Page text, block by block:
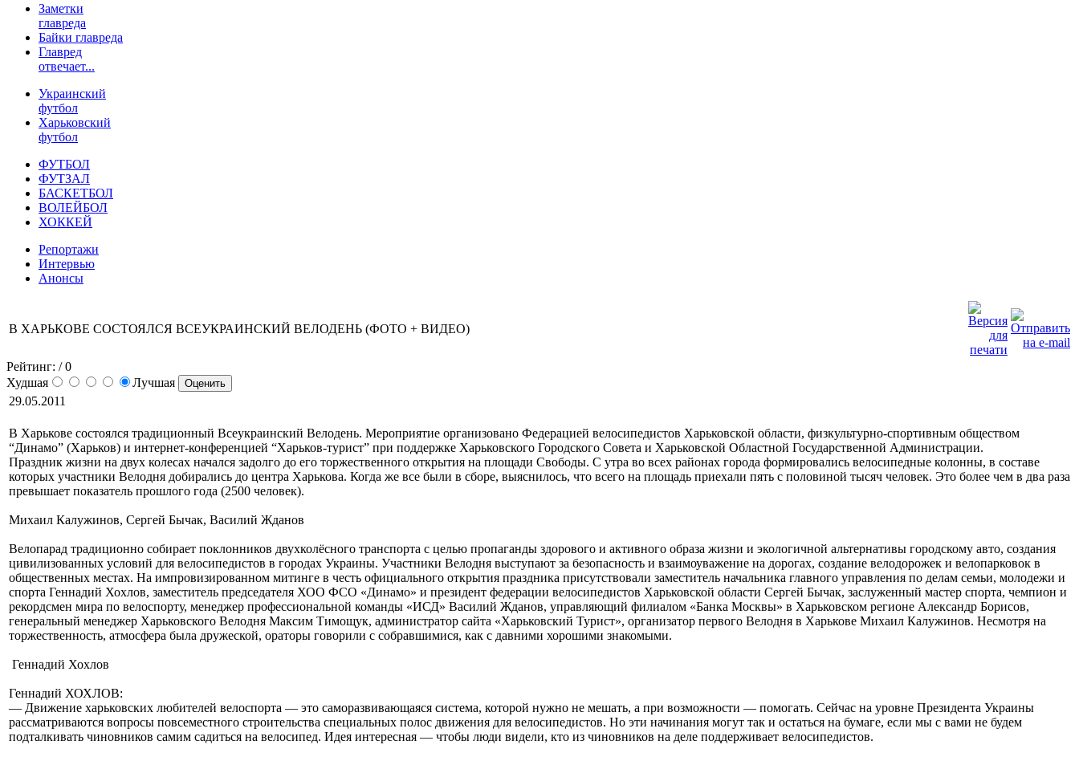
Заметки
главреда
Байки главреда
Главред
отвечает...
Украинский
футбол
Харьковский
футбол
ФУТБОЛ
ФУТЗАЛ
БАСКЕТБОЛ
ВОЛЕЙБОЛ
ХОККЕЙ
Репортажи
Интервью
Анонсы
В ХАРЬКОВЕ СОСТОЯЛСЯ ВСЕУКРАИНСКИЙ ВЕЛОДЕНЬ (ФОТО + ВИДЕО)
Рейтинг: / 0
Худшая
Лучшая
29.05.2011
В Харькове состоялся традиционный Всеукраинский Велодень. Мероприятие организовано Федерацией велосипедистов Харьковской области, физкультурно-спортивным обществом
“Динамо” (Харьков) и интернет-конференцией “Харьков-турист” при поддержке Харьковского Городского Совета и Харьковской Областной Государственной Администрации.
Праздник жизни на двух колесах начался задолго до его торжественного открытия на площади Свободы. С утра во всех районах города формировались велосипедные колонны, в составе
которых участники Велодня добирались до центра Харькова. Когда же все были в сборе, выяснилось, что всего на площадь приехали пять с половиной тысяч человек. Это более чем в два раза
превышает показатель прошлого года (2500 человек).
Михаил Калужинов, Сергей Бычак, Василий Жданов
Велопарад традиционно собирает поклонников двухколёсного транспорта с целью пропаганды здорового и активного образа жизни и экологичной альтернативы городскому авто, создания
цивилизованных условий для велосипедистов в городах Украины. Участники Велодня выступают за безопасность и взаимоуважение на дорогах, создание велодорожек и велопарковок в
общественных местах. На импровизированном митинге в честь официального открытия праздника присутствовали заместитель начальника главного управления по делам семьи, молодежи и
спорта Геннадий Хохлов, заместитель председателя ХОО ФСО «Динамо» и президент федерации велосипедистов Харьковской области Сергей Бычак, заслуженный мастер спорта, чемпион и
рекордсмен мира по велоспорту, менеджер профессиональной команды «ИСД» Василий Жданов, управляющий филиалом «Банка Москвы» в Харьковском регионе Александр Борисов,
генеральный менеджер Харьковского Велодня Максим Тимощук, администратор сайта «Харьковский Турист», организатор первого Велодня в Харькове Михаил Калужинов. Несмотря на
торжественность, атмосфера была дружеской, ораторы говорили с собравшимися, как с давними хорошими знакомыми.
Геннадий Хохлов
Геннадий ХОХЛОВ:
— Движение харьковских любителей велоспорта — это саморазвивающаяся система, которой нужно не мешать, а при возможности — помогать. Сейчас на уровне Президента Украины
рассматриваются вопросы повсеместного строительства специальных полос движения для велосипедистов. Но эти начинания могут так и остаться на бумаге, если мы с вами не будем
подталкивать чиновников самим садиться на велосипед. Идея интересная — чтобы люди видели, кто из чиновников на деле поддерживает велосипедистов.